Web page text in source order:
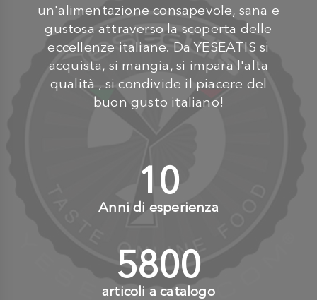
un'alimentazione consapevole, sana e
gustosa attraverso la scoperta delle
eccellenze italiane. Da YESEATIS si
acquista, si mangia, si impara l'alta
qualità , si condivide il piacere del
buon gusto italiano!
10+
Anni di esperienza
6000+
articoli a catalogo